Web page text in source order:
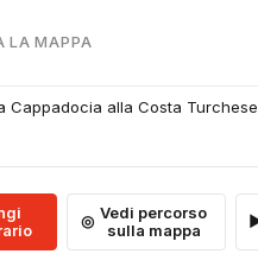
LA MAPPA
Cappadocia alla Costa Turchese
Vedi percorso
sulla mappa